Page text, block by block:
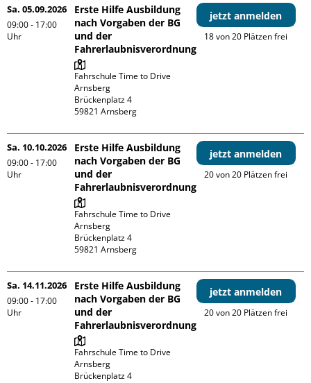
Sa. 05.09.2026
09:00 - 17:00
Uhr
Erste Hilfe Ausbildung
nach Vorgaben der BG
und der
Fahrerlaubnisverordnung
Fahrschule Time to Drive
Arnsberg
Brückenplatz 4
jetzt anmelden
18 von 20 Plätzen frei
Sa. 10.10.2026
09:00 - 17:00
Uhr
Erste Hilfe Ausbildung
nach Vorgaben der BG
und der
Fahrerlaubnisverordnung
Fahrschule Time to Drive
Arnsberg
Brückenplatz 4
jetzt anmelden
20 von 20 Plätzen frei
Sa. 14.11.2026
09:00 - 17:00
Uhr
Erste Hilfe Ausbildung
nach Vorgaben der BG
und der
Fahrerlaubnisverordnung
Fahrschule Time to Drive
Arnsberg
Brückenplatz 4
jetzt anmelden
20 von 20 Plätzen frei